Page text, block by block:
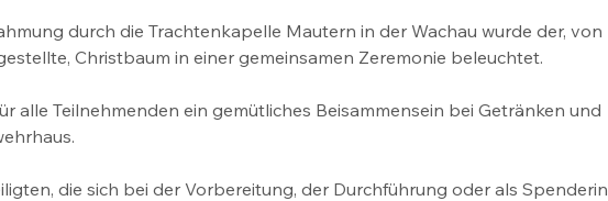
durch die Trachtenkapelle Mautern in der Wachau wurde der, von
Christbaum in einer gemeinsamen Zeremonie beleuchtet.
alle Teilnehmenden ein gemütliches Beisammensein bei Getränken und
die sich bei der Vorbereitung, der Durchführung oder als Spenderin